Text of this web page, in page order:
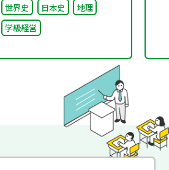
世界史
日本史
地理
学級経営